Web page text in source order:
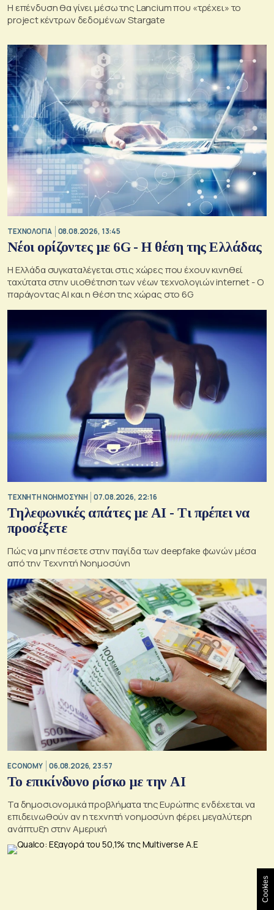
Η επένδυση θα γίνει μέσω της Lancium που «τρέχει» το
project κέντρων δεδομένων Stargate
ΤΕΧΝΟΛΟΓΙΑ 08.08.2026, 13:45
Νέοι ορίζοντες με 6G - Η θέση της Ελλάδας
Η Ελλάδα συγκαταλέγεται στις χώρες που έχουν κινηθεί
ταχύτατα στην υιοθέτηση των νέων τεχνολογιών internet - Ο
παράγοντας AI και η θέση της χώρας στο 6G
TΕΧΝΗΤΗ ΝΟΗΜΟΣΥΝΗ 07.08.2026, 22:16
Τηλεφωνικές απάτες με ΑΙ - Τι πρέπει να
προσέξετε
Πώς να μην πέσετε στην παγίδα των deepfake φωνών μέσα
από την Τεχνητή Νοημοσύνη
ECONOMY 06.08.2026, 23:57
Το επικίνδυνο ρίσκο με την ΑΙ
Τα δημοσιονομικά προβλήματα της Ευρώπης ενδέχεται να
επιδεινωθούν αν η τεχνητή νοημοσύνη φέρει μεγαλύτερη
ανάπτυξη στην Αμερική
Cookies